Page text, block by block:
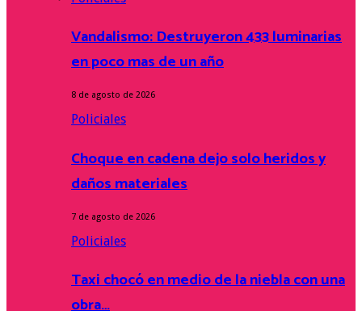
Vandalismo: Destruyeron 433 luminarias
en poco mas de un año
8 de agosto de 2026
Policiales
Choque en cadena dejo solo heridos y
daños materiales
7 de agosto de 2026
Policiales
Taxi chocó en medio de la niebla con una
obra…